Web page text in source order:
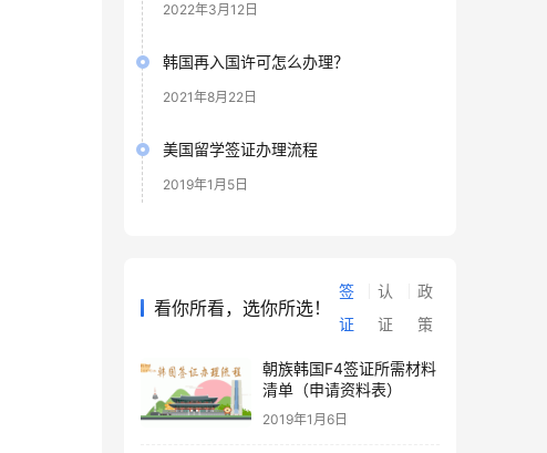
2022年3月12日
韩国再入国许可怎么办理？
2021年8月22日
美国留学签证办理流程
2019年1月5日
看你所看，选你所选！
签
证
认
证
政
策
朝族韩国F4签证所需材料
清单（申请资料表）
2019年1月6日